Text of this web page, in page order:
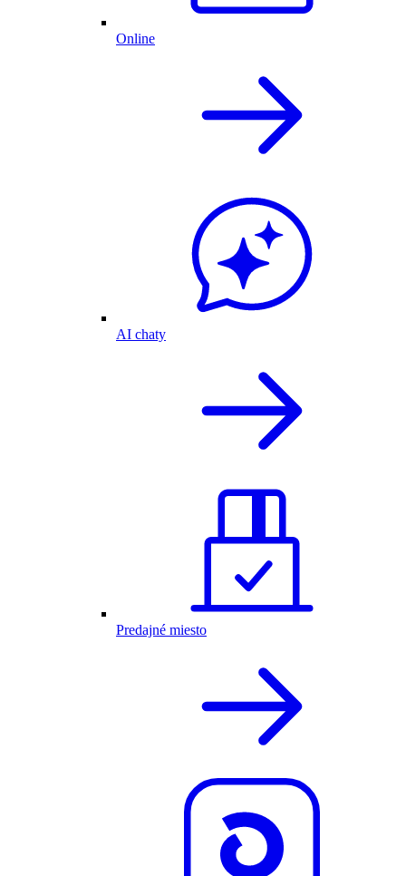
Online
AI chaty
Predajné miesto